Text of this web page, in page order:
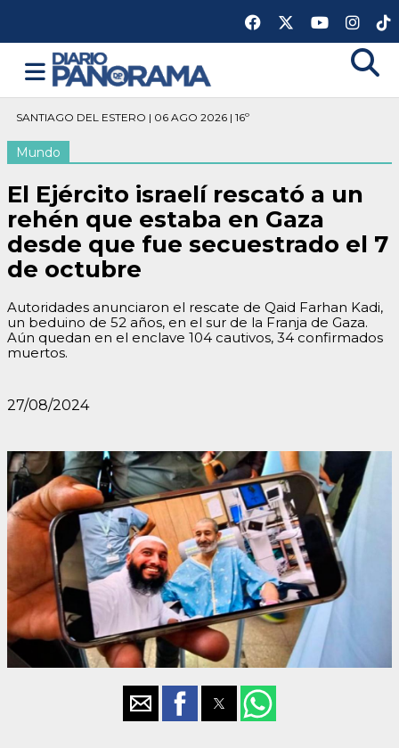
SANTIAGO DEL ESTERO | 06 AGO 2026 | 16º
Mundo
El Ejército israelí rescató a un
rehén que estaba en Gaza
desde que fue secuestrado el 7
de octubre
Autoridades anunciaron el rescate de Qaid Farhan Kadi,
un beduino de 52 años, en el sur de la Franja de Gaza.
Aún quedan en el enclave 104 cautivos, 34 confirmados
muertos.
27/08/2024